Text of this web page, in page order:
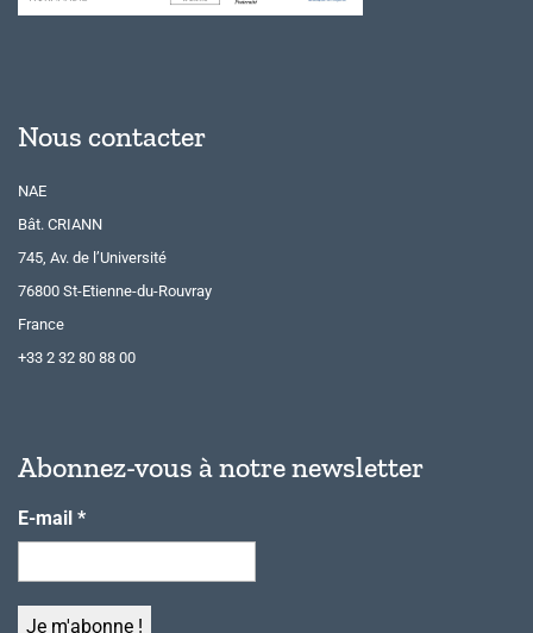
Nous contacter
NAE
Bât. CRIANN
745, Av. de l’Université
76800 St-Etienne-du-Rouvray
France
+33 2 32 80 88 00
Abonnez-vous à notre newsletter
E-mail *